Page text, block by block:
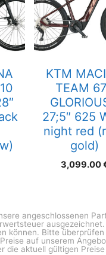
KTM
TEAM
27;5″ 625
night red
gold)
3,099.00
angeschlossenen
können. Bitte
auf unserem
die aktuell gültigen